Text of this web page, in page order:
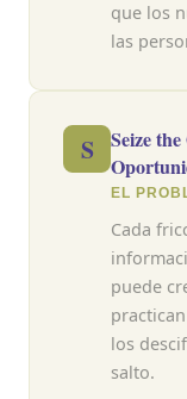
que los
las
S
Seize
EL
Cada
puede
los
salto.